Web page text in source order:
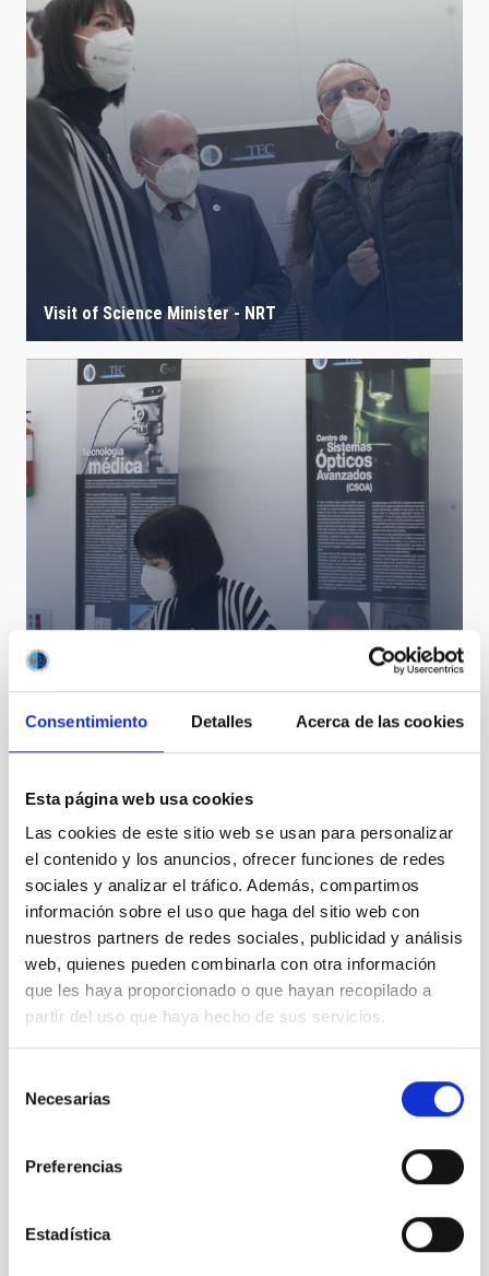
Consentimiento Detalles Acerca de las cookies
Esta página web usa cookies
Las cookies de este sitio web se usan para personalizar
el contenido y los anuncios, ofrecer funciones de redes
sociales y analizar el tráfico. Además, compartimos
información sobre el uso que haga del sitio web con
nuestros partners de redes sociales, publicidad y análisis
web, quienes pueden combinarla con otra información
que les haya proporcionado o que hayan recopilado a
partir del uso que haya hecho de sus servicios.
Necesarias
Preferencias
Estadística
Visit of Science Minister - NRT
Diana Morant presides over the Governing Council of
the IAC
Images of Cumbre Vieja Volcano taken with DRAGO